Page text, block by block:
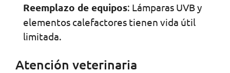
Reemplazo de equipos: Lámparas UVB y
elementos calefactores tienen vida útil
limitada.
Atención veterinaria